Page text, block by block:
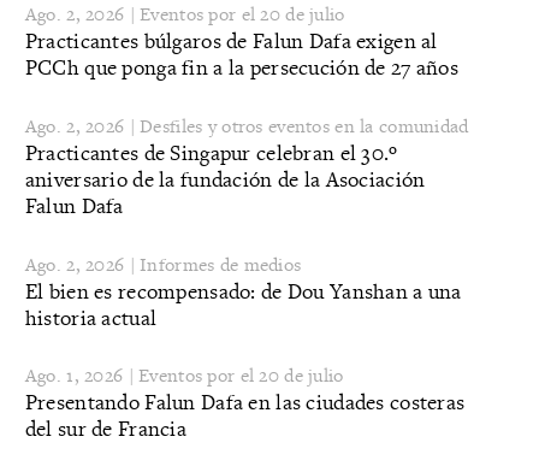
Ago. 2, 2026 | Eventos por el 20 de julio
Practicantes búlgaros de Falun Dafa exigen al
PCCh que ponga fin a la persecución de 27 años
Ago. 2, 2026 | Desfiles y otros eventos en la comunidad
Practicantes de Singapur celebran el 30.º
aniversario de la fundación de la Asociación
Falun Dafa
Ago. 2, 2026 | Informes de medios
El bien es recompensado: de Dou Yanshan a una
historia actual
Ago. 1, 2026 | Eventos por el 20 de julio
Presentando Falun Dafa en las ciudades costeras
del sur de Francia